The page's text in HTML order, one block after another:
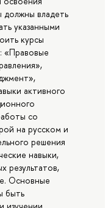
должны владеть
указанными
курсы
«Правовые
активного
со
на русском и
решения
навыки,
результатов,
Основные
быть